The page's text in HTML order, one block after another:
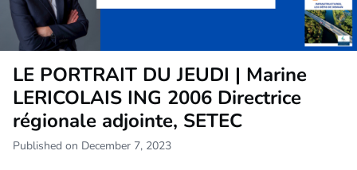
LE PORTRAIT DU JEUDI | Marine
LERICOLAIS ING 2006 Directrice
régionale adjointe, SETEC
Published on December 7, 2023